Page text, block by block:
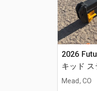
2026
キッド
(Unused)
Mead, CO